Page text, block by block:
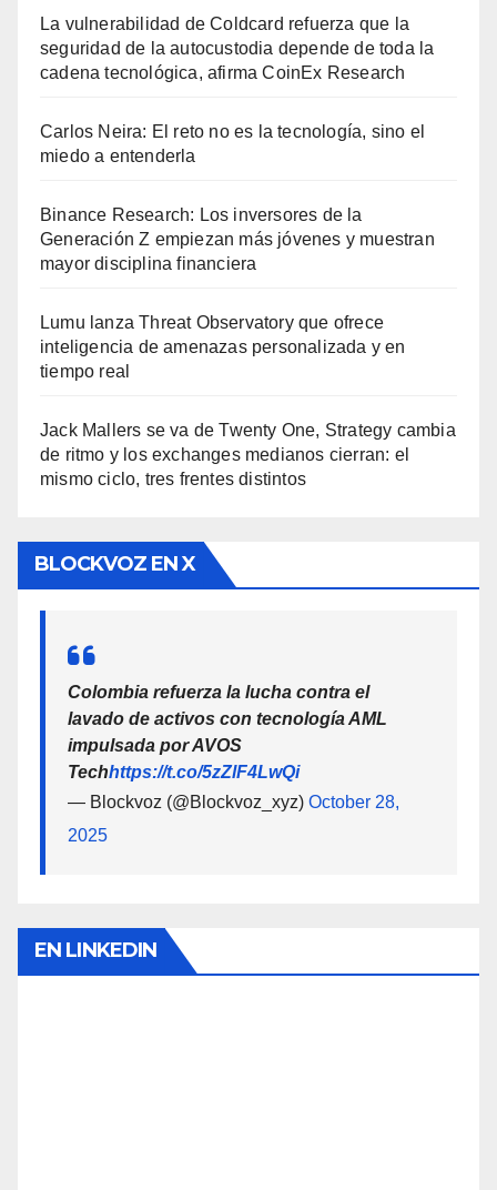
La vulnerabilidad de Coldcard refuerza que la
seguridad de la autocustodia depende de toda la
cadena tecnológica, afirma CoinEx Research
Carlos Neira: El reto no es la tecnología, sino el
miedo a entenderla
Binance Research: Los inversores de la
Generación Z empiezan más jóvenes y muestran
mayor disciplina financiera
Lumu lanza Threat Observatory que ofrece
inteligencia de amenazas personalizada y en
tiempo real
Jack Mallers se va de Twenty One, Strategy cambia
de ritmo y los exchanges medianos cierran: el
mismo ciclo, tres frentes distintos
BLOCKVOZ EN X
Colombia refuerza la lucha contra el
lavado de activos con tecnología AML
impulsada por AVOS
Techhttps://t.co/5zZlF4LwQi
— Blockvoz (@Blockvoz_xyz) October 28,
2025
EN LINKEDIN